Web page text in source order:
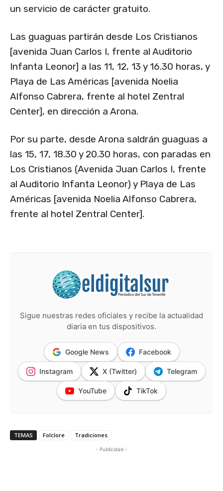
un servicio de carácter gratuito.
Las guaguas partirán desde Los Cristianos
[avenida Juan Carlos I, frente al Auditorio
Infanta Leonor] a las 11, 12, 13 y 16.30 horas, y
Playa de Las Américas [avenida Noelia
Alfonso Cabrera, frente al hotel Zentral
Center], en dirección a Arona.
Por su parte, desde Arona saldrán guaguas a
las 15, 17, 18.30 y 20.30 horas, con paradas en
Los Cristianos (Avenida Juan Carlos I, frente
al Auditorio Infanta Leonor) y Playa de Las
Américas [avenida Noelia Alfonso Cabrera,
frente al hotel Zentral Center].
Sigue nuestras redes oficiales y recibe la actualidad
diaria en tus dispositivos.
Google News Facebook
Instagram X (Twitter) Telegram
YouTube TikTok
TEMAS Folclore Tradiciones
- Publicidad -